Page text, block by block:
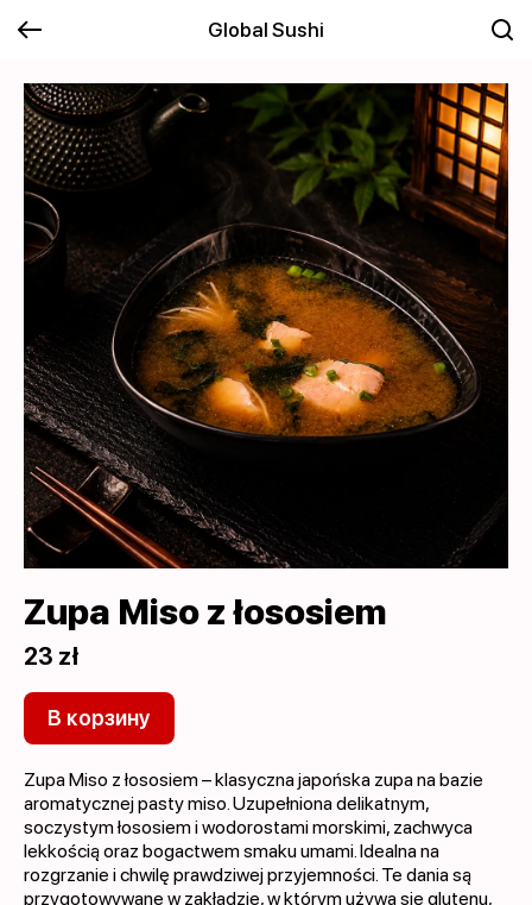
Global Sushi
Zupa Miso z łososiem
23 zł
В корзину
Zupa Miso z łososiem – klasyczna japońska zupa na bazie
aromatycznej pasty miso. Uzupełniona delikatnym,
soczystym łososiem i wodorostami morskimi, zachwyca
lekkością oraz bogactwem smaku umami. Idealna na
rozgrzanie i chwilę prawdziwej przyjemności. Te dania są
przygotowywane w zakładzie, w którym używa się glutenu,